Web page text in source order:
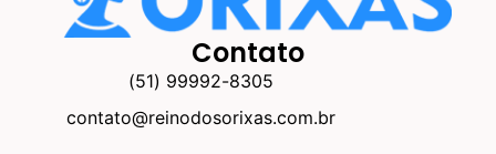
Contato
(51) 99992-8305
contato@reinodosorixas.com.br